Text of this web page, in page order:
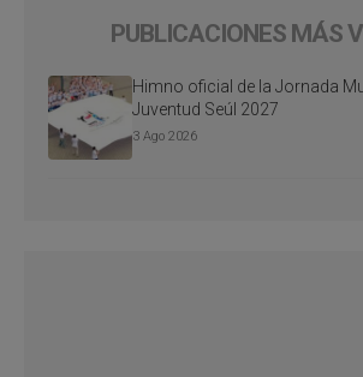
PUBLICACIONES MÁS
Himno oficial de la Jornada
Juventud Seúl 2027
3 Ago 2026